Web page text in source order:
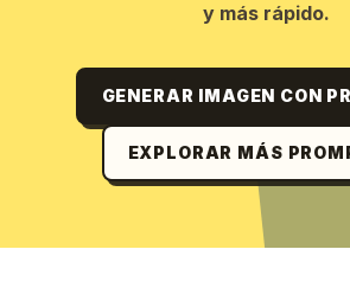
y más rápido.
GENERAR IMAGEN CON
EXPLORAR MÁS